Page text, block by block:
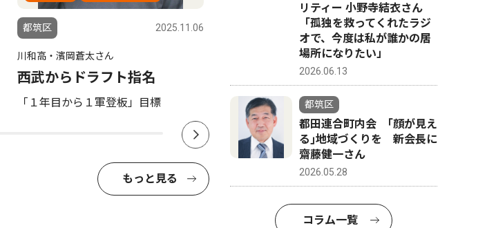
都筑区 2025.11.06
川和高・濱岡蒼太さん
西武からドラフト指名
「１年目から１軍登板」目標
2025.03.13
メイン｢廃止｣が決定
市、再整備計画を発表
もっと見る
リティー 小野寺結衣さん
「孤独を救ってくれたラジ
オで、今度は私が誰かの居
場所になりたい」
2026.06.13
都筑区
都田連合町内会 ｢顔が見え
る｣地域づくりを 新会長に
齋藤健一さん
2026.05.28
コラム一覧